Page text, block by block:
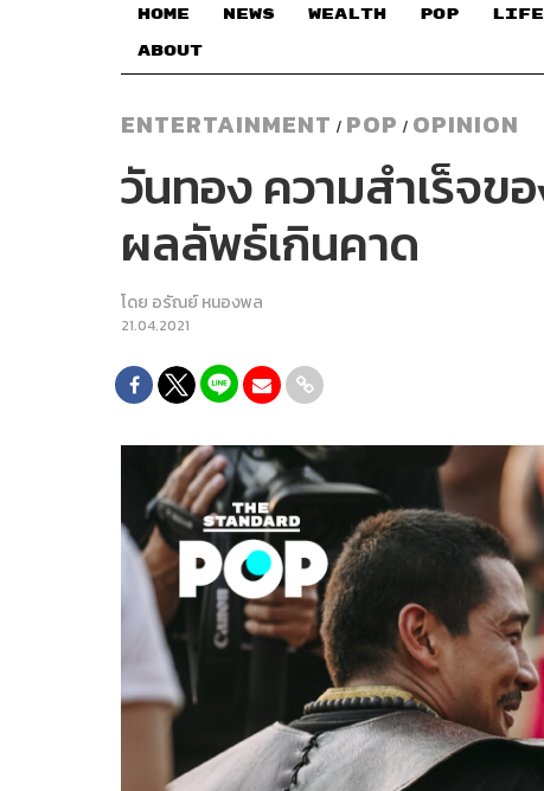
HOME NEWS WEALTH POP LIFE
ABOUT
ENTERTAINMENT / POP / OPINION
วันทอง ความสำเร็จข
ผลลัพธ์เกินคาด
โดย อรัณย์ หนองพล
21.04.2021